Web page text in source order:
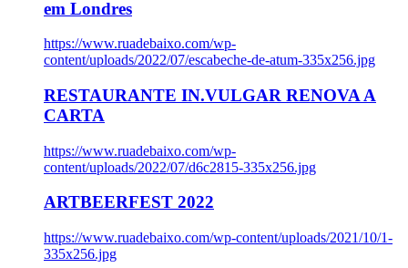
em Londres
https://www.ruadebaixo.com/wp-
content/uploads/2022/07/escabeche-de-atum-335x256.jpg
RESTAURANTE IN.VULGAR RENOVA A
CARTA
https://www.ruadebaixo.com/wp-
content/uploads/2022/07/d6c2815-335x256.jpg
ARTBEERFEST 2022
https://www.ruadebaixo.com/wp-content/uploads/2021/10/1-
335x256.jpg